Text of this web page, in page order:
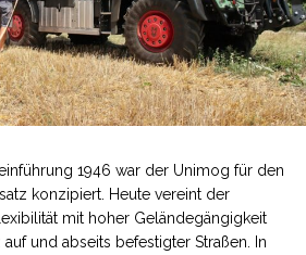
1946 war der Unimog für den
konzipiert. Heute vereint der
mit hoher Geländegängigkeit
und abseits befestigter Straßen. In